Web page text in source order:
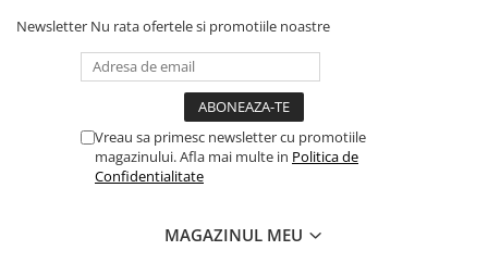
Newsletter Nu rata ofertele si promotiile noastre
Vreau sa primesc newsletter cu promotiile
magazinului. Afla mai multe in Politica de
Confidentialitate
MAGAZINUL MEU